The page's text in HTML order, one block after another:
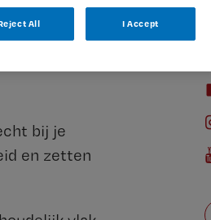
en
bij je
en zetten
All I Accept